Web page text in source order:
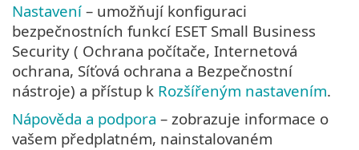
Nastavení – umožňují konfiguraci
bezpečnostních funkcí ESET Small Business
Security ( Ochrana počítače, Internetová
ochrana, Síťová ochrana a Bezpečnostní
nástroje) a přístup k Rozšířeným nastavením.
Nápověda a podpora – zobrazuje informace o
vašem předplatném, nainstalovaném